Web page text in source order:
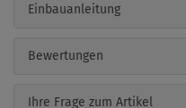
Einbauanleitung
Bewertungen
Ihre Frage zum Artikel